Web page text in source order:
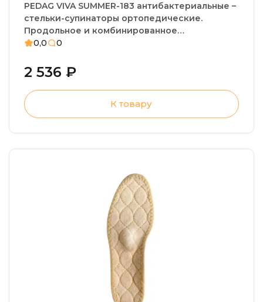
PEDAG VIVA SUMMER-183 антибактериальные –
стельки-супинаторы ортопедические.
Продольное и комбинированное
плоскостопие, пяточная шпора, плантарный
0,0 0
2 536 ₽
К товару